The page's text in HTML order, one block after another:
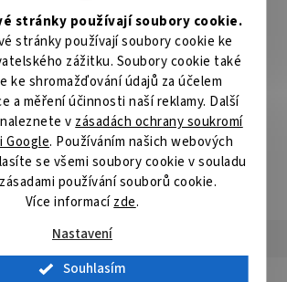
stránky používají soubory cookie.
stránky používají soubory cookie ke
zážitku. Soubory cookie také
ke shromažďování údajů za účelem
a měření účinnosti naší reklamy. Další
v zásadách ochrany soukromí
Google. Používáním našich webových
se všemi soubory cookie v souladu
používání souborů cookie.
Více informacízde.
Nastavení
Souhlasím
Skladem
9 970 Kč
Do košíku
VŠECHNY SOUVISEJÍCÍ PRODUKTY
Diskuze